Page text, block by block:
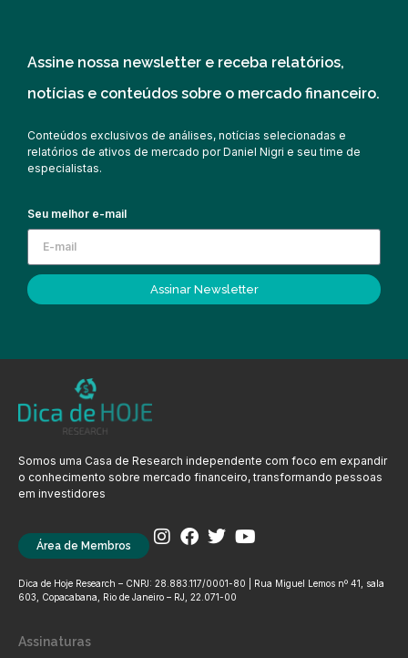
Assine nossa newsletter e receba relatórios,
notícias e conteúdos sobre o mercado financeiro.
Conteúdos exclusivos de análises, notícias selecionadas e
relatórios de ativos de mercado por Daniel Nigri e seu time de
especialistas.
Seu melhor e-mail
Assinar Newsletter
Somos uma Casa de Research independente com foco em expandir
o conhecimento sobre mercado financeiro, transformando pessoas
em investidores
Área de Membros
Dica de Hoje Research – CNPJ: 28.883.117/0001-80 | Rua Miguel Lemos nº 41, sala
603, Copacabana, Rio de Janeiro – RJ, 22.071-00
Assinaturas